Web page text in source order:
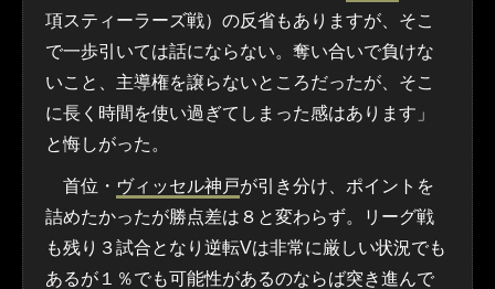
項スティーラーズ戦）の反省もありますが、そこ
で一歩引いては話にならない。奪い合いで負けな
いこと、主導権を譲らないところだったが、そこ
に長く時間を使い過ぎてしまった感はあります」
と悔しがった。
首位・ ヴィッセル神戸が引き分け、ポイントを
詰めたかったが勝点差は８と変わらず。リーグ戦
も残り３試合となり逆転Vは非常に厳しい状況でも
あるが１％でも可能性があるのならば突き進んで